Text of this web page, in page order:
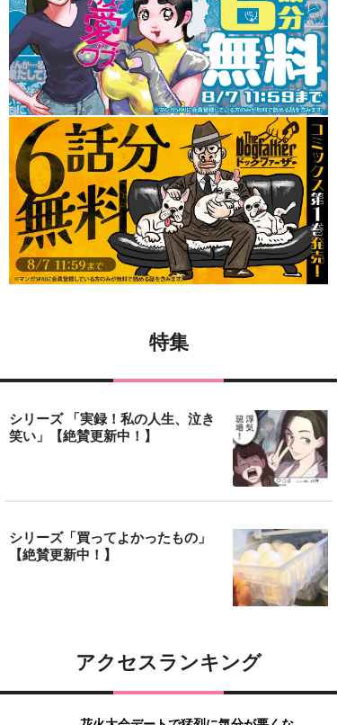
特集
シリーズ 「実録！私の人生、泣き
笑い」【絶賛更新中！】
シリーズ「買ってよかったもの」
【絶賛更新中！】
アクセスランキング